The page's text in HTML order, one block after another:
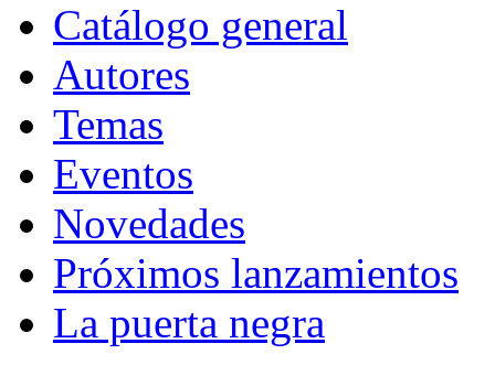
Catálogo general
Autores
Temas
Eventos
Novedades
Próximos lanzamientos
La puerta negra